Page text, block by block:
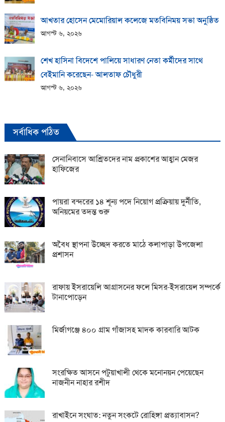
আখতার হোসেন মেমোরিয়াল কলেজে মতবিনিময় সভা অনুষ্ঠিত
আগস্ট ৬, ২০২৬
শেখ হাসিনা বিদেশে পালিয়ে সাধারণ নেতা কর্মীদের সাথে
বেইমানি করেছেন- আলতাফ চৌধুরী
আগস্ট ৬, ২০২৬
সর্বাধিক পঠিত
সেনানিবাসে আশ্রিতদের নাম প্রকাশের আহ্বান মেজর
হাফিজের
পায়রা বন্দরের ১৪ শূন্য পদে নিয়োগ প্রক্রিয়ায় দুর্নীতি,
অনিয়মের তদন্ত শুরু
অবৈধ স্থাপনা উচ্ছেদ করতে মাঠে কলাপাড়া উপজেলা
প্রশাসন
রাফায় ইসরায়েলি আগ্রাসনের ফলে মিসর-ইসরায়েল সম্পর্কে
টানাপোড়েন
মির্জাগঞ্জে ৪০০ গ্রাম গাঁজাসহ মাদক কারবারি আটক
সংরক্ষিত আসনে পটুয়াখালী থেকে মনোনয়ন পেয়েছেন
নাজনীন নাহার রশীদ
রাখাইনে সংঘাত: নতুন সংকটে রোহিঙ্গা প্রত্যাবাসন?